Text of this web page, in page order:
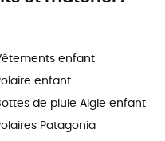
enfant
enfant
de pluie Aigle enfant
Patagonia